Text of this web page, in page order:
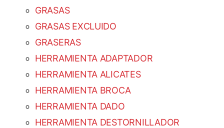
GRASAS
GRASAS EXCLUIDO
GRASERAS
HERRAMIENTA ADAPTADOR
HERRAMIENTA ALICATES
HERRAMIENTA BROCA
HERRAMIENTA DADO
HERRAMIENTA DESTORNILLADOR